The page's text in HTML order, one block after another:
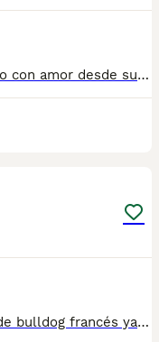
Cachorrito de Bulldog Francés, criado con amor desde sus primeros días, socializado en casa y preparado para integrarse a su próximo hogar con alegría y equilibrio. Nuestra forma de criar: Ambiente familiar y socialización temprana Padres sanos y seleccionados Vacunas, desparasitaciones y cartilla al día Microchip y revisión veterinaria Asesoramiento completo antes y después de la entrega Contrato de garantía. Cría con enfoque en salud y bienestar real Web: www.aguasdelcuenco.es Email: aguasdelcuenco@gmail.com Teléfono / WhatsApp: 34 649 916 860 www.facebook.com/aguasdelcuenco https://www.tiktok.com/@delasaguasdelcuenco Ubicación: Madrid Para más información mándanos un mensaje privado y te contamos todo sobre disponibilidad de camadas, fotos de los cachorros y condiciones de reserva. Solo para familias responsables que busquen un compañero para toda la vida.
📞 613283995 WhatsApp Cachorros de bulldog francés ya veis en las fotos lo guapos que son , el precio que pone en el anuncio es de la reserva no del cachorro . Entregamos nuestros pequeños cachorritos con todas las garantías y cuidados necesarios , disponemos de núcleo zoológico para crianza y venta de nuestros cachorros . ✅Desparasitaciones y vacunas correspondientes a su edad . ✅Cartilla de vacunación . ✅Revisiones veterinarias . ✅Garantías víricas de 15 días . ✅Garantías genéticas de un año . Seriedad , confianza y bienestar animal son nuestra prioridad . También ofrecemos transporte propio para nuestros pequeños cachorros a toda la península , el pago lo podéis hacer contra reembolso . (con coste adicional) . Mandamos a toda España . Disponemos de varias razas Si no esta la raza que queréis llámanos , intentaremos encontrártela , trabajamos con los mejores criadores de España .